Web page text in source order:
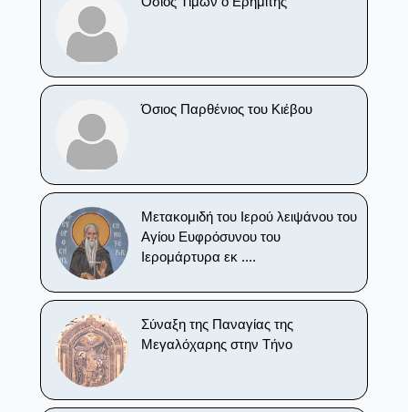
Όσιος Παρθένιος του Κιέβου
Μετακομιδή του Ιερού λειψάνου του
Αγίου Ευφρόσυνου του
Ιερομάρτυρα εκ ....
Σύναξη της Παναγίας της
Μεγαλόχαρης στην Τήνο